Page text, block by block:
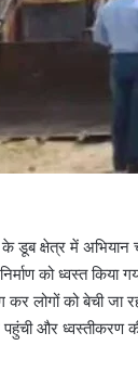
डूब क्षेत्र में अभियान
को ध्वस्त
लोगों को बेची जा
और ध्वस्तीकरण की